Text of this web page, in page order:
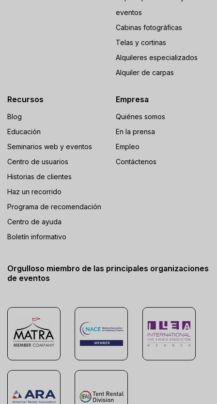
eventos
Cabinas fotográficas
Telas y cortinas
Alquileres especializados
Alquiler de carpas
Recursos
Blog
Educación
Seminarios web y eventos
Centro de usuarios
Historias de clientes
Haz un recorrido
Programa de recomendación
Centro de ayuda
Boletín informativo
Empresa
Quiénes somos
En la prensa
Empleo
Contáctenos
Orgulloso miembro de las principales organizaciones
de eventos